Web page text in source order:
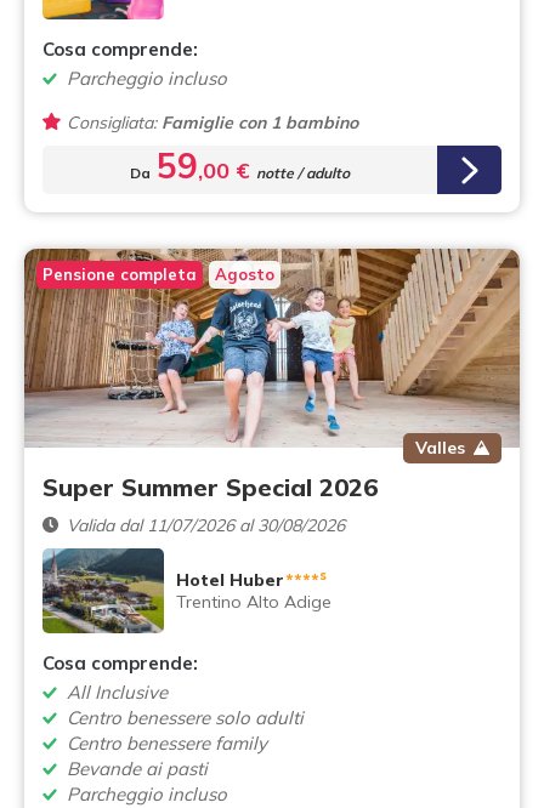
Cosa comprende:
Parcheggio incluso
Consigliata:Famiglie con 1 bambino
Da 59,00 € notte / adulto
Pensione completa Agosto
Valles
Super Summer Special 2026
Valida dal 11/07/2026 al 30/08/2026
Hotel Huber****s
Trentino Alto Adige
Cosa comprende:
All Inclusive
Centro benessere solo adulti
Centro benessere family
Bevande ai pasti
Parcheggio incluso